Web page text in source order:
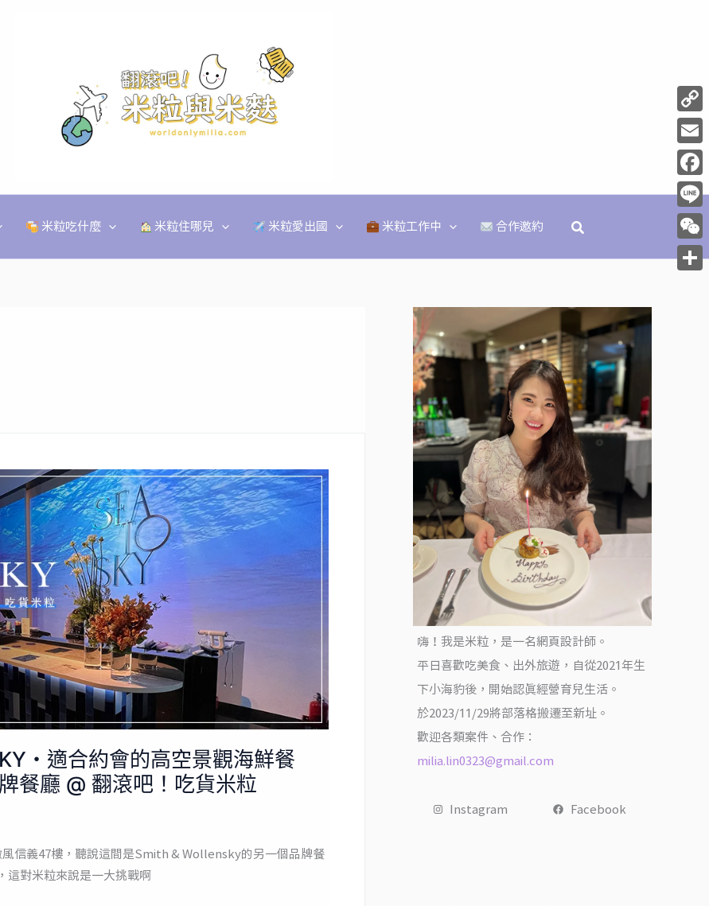
米粒吃什麼 米粒住哪兒 米粒愛出國 米粒工作中 合作邀約
搜
尋
・適合約會的高空景觀海鮮餐
餐廳 @ 翻滾吧！吃貨米粒
風信義47樓，聽說這間是Smith & Wollensky的另一個品牌餐
這對米粒來說是一大挑戰啊
嗨！我是米粒，是一名網頁設計師。
平日喜歡吃美食、出外旅遊，自從2021年生
下小海豹後，開始認真經營育兒生活。
於2023/11/29將部落格搬遷至新址。
歡迎各類案件、合作：
milia.lin0323@gmail.com
Instagram Facebook
Copy
Link
Email
Line